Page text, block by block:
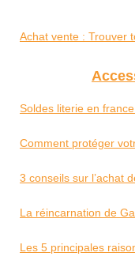
Achat vente : Trouver
Soldes literie en france
Comment protéger
3 conseils sur l’achat
La réincarnation de
Les 5 principales